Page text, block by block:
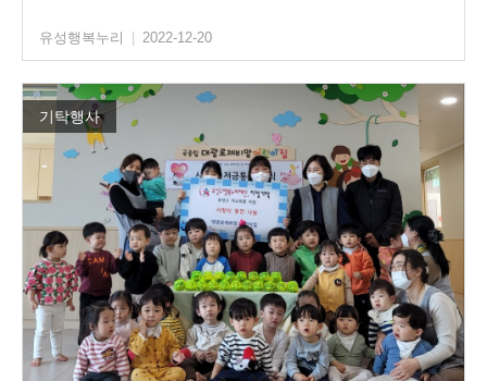
유성행복누리 2022-12-20
기탁행사